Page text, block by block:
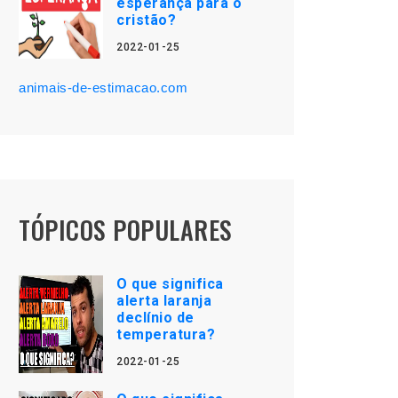
cristão?
2022-01-25
animais-de-estimacao.com
TÓPICOS POPULARES
O que significa
alerta laranja
declínio de
temperatura?
2022-01-25